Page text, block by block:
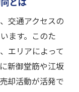
とは
交通アクセスの
ます。このた
エリアによって
新御堂筋や江坂
却活動が活発で